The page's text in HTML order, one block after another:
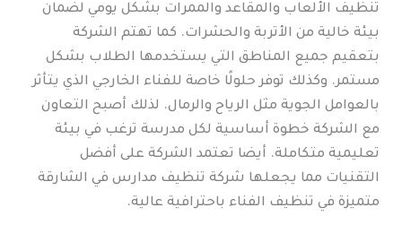
تنظيف الألعاب والمقاعد والممرات بشكل يومي لضمان
بيئة خالية من الأتربة والحشرات. كما تهتم الشركة
بتعقيم جميع المناطق التي يستخدمها الطلاب بشكل
مستمر. وكذلك توفر حلولًا خاصة للفناء الخارجي الذي يتأثر
بالعوامل الجوية مثل الرياح والرمال. لذلك أصبح التعاون
مع الشركة خطوة أساسية لكل مدرسة ترغب في بيئة
تعليمية متكاملة. أيضا تعتمد الشركة على أفضل
التقنيات مما يجعلها شركة تنظيف مدارس في الشارقة
متميزة في تنظيف الفناء باحترافية عالية.